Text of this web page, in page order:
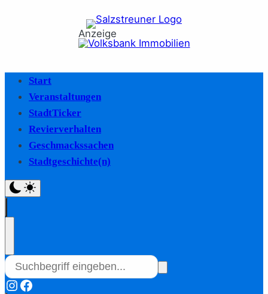
Anzeige
Start
Veranstaltungen
StadtTicker
Revierverhalten
Geschmackssachen
Stadtgeschichte(n)
Instagram
Facebook